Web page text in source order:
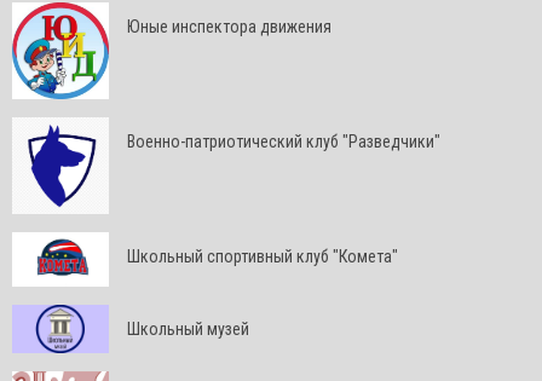
Юные инспектора движения
Военно-патриотический клуб "Разведчики"
Школьный спортивный клуб "Комета"
Школьный музей